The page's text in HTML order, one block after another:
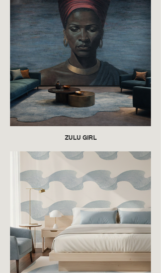
ZULU GIRL